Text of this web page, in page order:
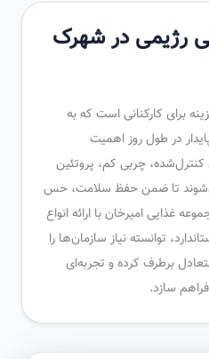
در شهرک
کارکنانی است که به
طول روز اهمیت
چربی کم، پروتئین
تا ضمن حفظ سلامت، حس
امیرخان با ارائه انواع
نیاز سازمان‌ها را
کرده و تجربه‌ای